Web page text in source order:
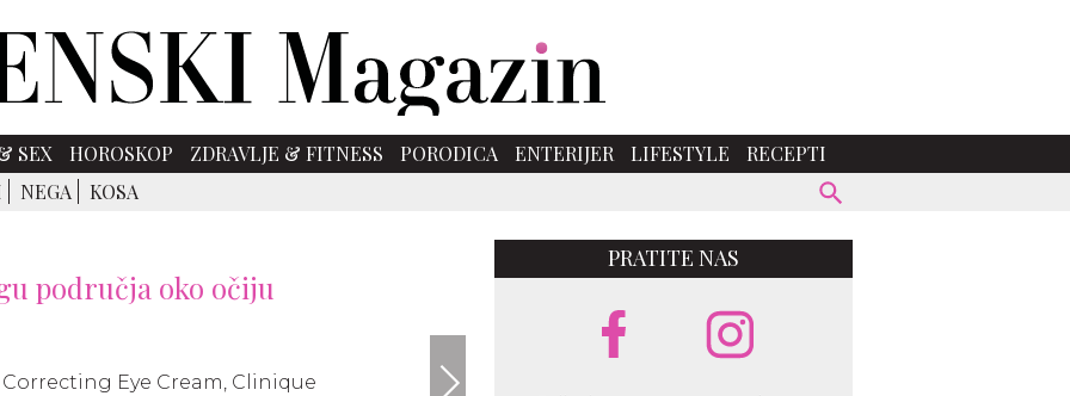
SEX HOROSKOP ZDRAVLJE & FITNESS PORODICA ENTERIJER LIFESTYLE
RECEPTI
NEGA KOSA
područja oko očiju
PRATITE NAS